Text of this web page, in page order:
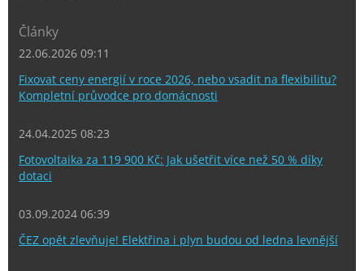
Články
22.06.2026 09:11
Fixovat ceny energií v roce 2026, nebo vsadit na flexibilitu?
Kompletní průvodce pro domácnosti
24.04.2025 08:23
Fotovoltaika za 119 900 Kč: Jak ušetřit více než 50 % díky
dotaci
03.09.2024 06:39
ČEZ opět zlevňuje! Elektřina i plyn budou od ledna levnější